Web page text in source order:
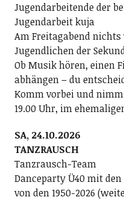
Jugendarbeitende der
Jugendarbeit kuja
Am Freitagabend
Jugendlichen der
Ob Musik hören, einen
abhängen – du
Komm vorbei und
19.00 Uhr, im
SA, 24.10.2026
TANZRAUSCH
Tanzrausch-Team
Danceparty Ü40 mit
von den 1950-2026